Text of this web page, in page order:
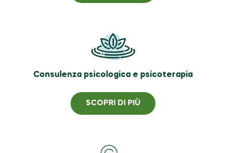
Consulenza psicologica e psicoterapia
SCOPRI DI PIÙ